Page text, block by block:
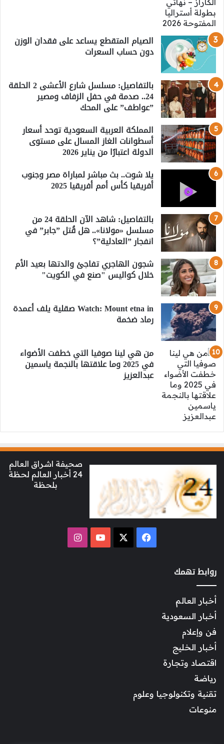
الصيام المتقطع يساعد على فقدان الوزن
دون حساب السعرات
بالتفاصيل: مسلسل شارع الأعشى 2 الحلقة
24.. صدمة في حفل الزفاف ومصير
”عواطف” على المحك
المملكة العربية السعودية توحد أسعار
أسطوانات الغاز المسال على مستوى
الدولة اعتبارًا من يناير 2026
يلا شوت.. بث مباشر لمباراة مصر وجنوب
أفريقيا كأس أمم أفريقيا 2025
بالتفاصيل: شاهد الآن الحلقة 24 من
مسلسل «مولانا».. هل قُتل ”جابر” في
انفجار ”العادلية”؟
شجون الهاجري تفاجئ والدتها بعيد الأم
خلال كواليس "صنع في الكويت"
Watch: Mount etna in صقلية يلف أعمدة
رماد ضخمة
من هي لينا صوفيا التي خطفت الأضواء
في 2025 وما علاقتها بالنجمة ياسمين
عبدالعزيز
صحيفة اشراق العالم
24 أخبار العالم لحظة
بلحظة
فيسبوك ‫YouTubeانستقرام
روابط تهمك
أخبار العالم
أخبار السعودية
فن وإعلام
أخبار الخليج
اقتصاد وتجارة
رياضة
تقنية وتكنولوجيا وعلوم
منوعات